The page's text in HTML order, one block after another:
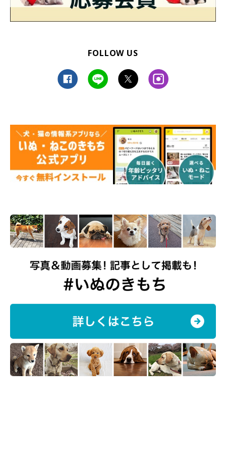
FOLLOW US